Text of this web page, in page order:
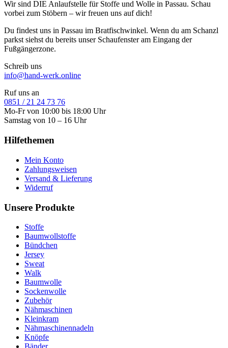
Wir sind DIE Anlaufstelle für Stoffe und Wolle in Passau. Schau
vorbei zum Stöbern – wir freuen uns auf dich!
Du findest uns in Passau im Bratfischwinkel. Wenn du am Schanzl
parkst siehst du bereits unser Schaufenster am Eingang der
Fußgängerzone.
Schreib uns
info@hand-werk.online
Ruf uns an
0851 / 21 24 73 76
Mo-Fr von 10:00 bis 18:00 Uhr
Samstag von 10 – 16 Uhr
Hilfethemen
Mein Konto
Zahlungsweisen
Versand & Lieferung
Widerruf
Unsere Produkte
Stoffe
Baumwollstoffe
Bündchen
Jersey
Sweat
Walk
Baumwolle
Sockenwolle
Zubehör
Nähmaschinen
Kleinkram
Nähmaschinennadeln
Knöpfe